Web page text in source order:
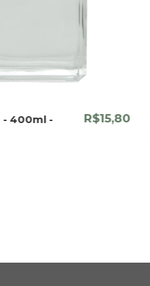
- 400ml - R$15,80